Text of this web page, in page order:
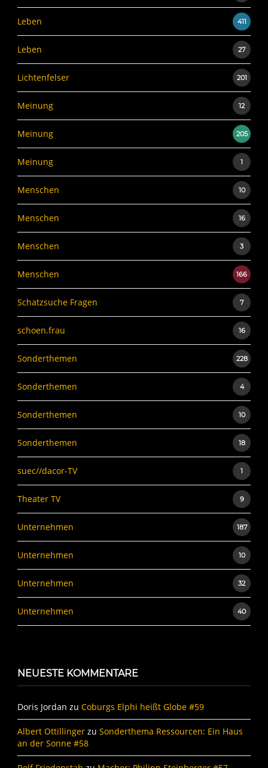
Leben 411
Leben 27
Lichtenfelser 201
Meinung 12
Meinung 205
Meinung 1
Menschen 10
Menschen 16
Menschen 3
Menschen 166
Schatzsuche Fragen 7
schoen.frau 16
Sonderthemen 228
Sonderthemen 4
Sonderthemen 10
Sonderthemen 18
suec//dacor-TV 1
Theater TV 9
Unternehmen 187
Unternehmen 10
Unternehmen 32
Unternehmen 40
NEUESTE KOMMENTARE
Doris Jordan zu Coburgs Elphi heißt Globe #59
Albert Ottillinger zu Sonderthema Ressourcen: Ein Haus
an der Sonne #58